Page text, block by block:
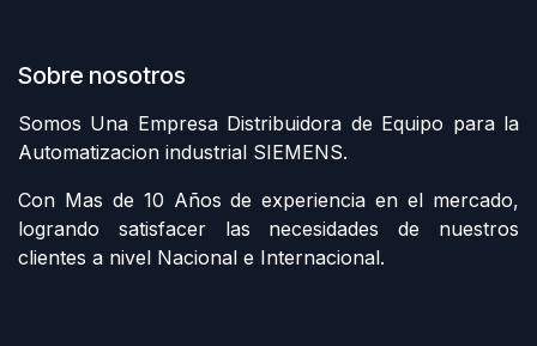
Sobre nosotros
Somos Una Empresa Distribuidora de Equipo para la
Automatizacion industrial SIEMENS.
Con Mas de 10 Años de experiencia en el mercado,
logrando satisfacer las necesidades de nuestros
clientes a nivel Nacional e Internacional.